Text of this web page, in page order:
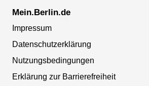
Mein.Berlin.de
Impressum
Datenschutzerklärung
Nutzungsbedingungen
Erklärung zur Barrierefreiheit